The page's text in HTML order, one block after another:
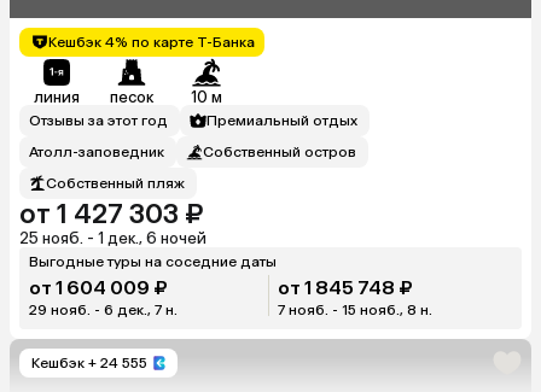
Кешбэк 4% по карте Т-Банка
линия песок 10 м
Отзывы за этот год
Премиальный отдых
Атолл-заповедник
Собственный остров
Собственный пляж
от 1 427 303 ₽
25 нояб. - 1 дек., 6 ночей
Выгодные туры на соседние даты
от 1 604 009 ₽
29 нояб. - 6 дек., 7 н.
от 1 845 748 ₽
7 нояб. - 15 нояб., 8 н.
Кешбэк + 24 555